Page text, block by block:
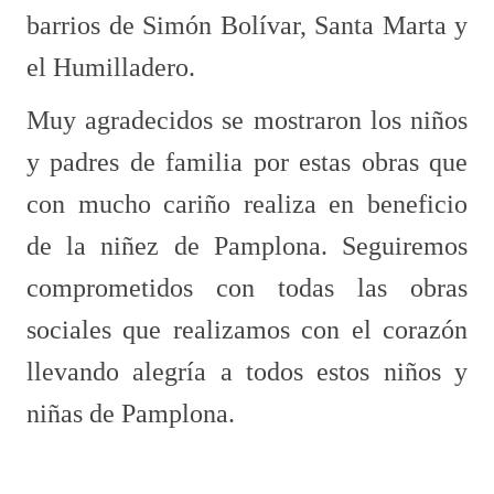
barrios de Simón Bolívar, Santa Marta y
el Humilladero.
Muy agradecidos se mostraron los niños
y padres de familia por estas obras que
con mucho cariño realiza en beneficio
de la niñez de Pamplona. Seguiremos
comprometidos con todas las obras
sociales que realizamos con el corazón
llevando alegría a todos estos niños y
niñas de Pamplona.​